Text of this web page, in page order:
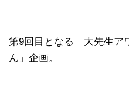
第9回目となる「大先生ア
ん」企画。